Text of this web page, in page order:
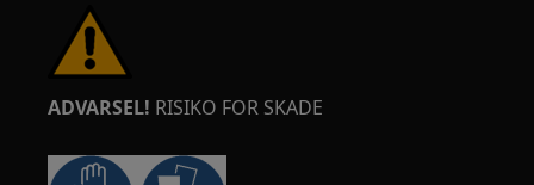
ADVARSEL! RISIKO FOR SKADE